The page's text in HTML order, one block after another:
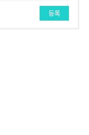
등록